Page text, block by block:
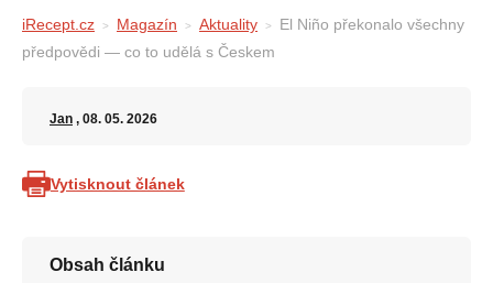
iRecept.cz Magazín Aktuality
El Niño překonalo všechny
předpovědi — co to udělá s Českem
Jan , 08. 05. 2026
Vytisknout článek
Obsah článku